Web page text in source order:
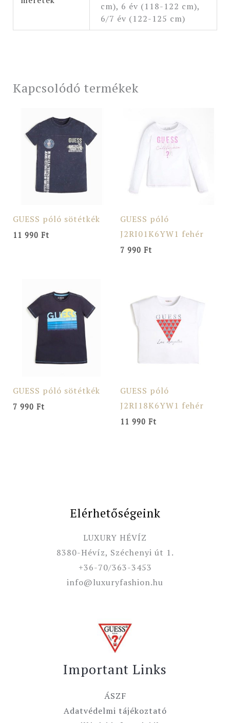
cm), 6 év (118-122 cm),
6/7 év (122-125 cm)
Kapcsolódó termékek
GUESS póló sötétkék
11 990 Ft
GUESS póló
J2RI01K6YW1 fehér
7 990 Ft
GUESS póló sötétkék
7 990 Ft
GUESS póló
J2RI18K6YW1 fehér
11 990 Ft
Elérhetőségeink
LUXURY HÉVÍZ
8380-Hévíz, Széchenyi út 1.
+36-70/363-3453
info@luxuryfashion.hu
Important Links
ÁSZF
Adatvédelmi tájékoztató